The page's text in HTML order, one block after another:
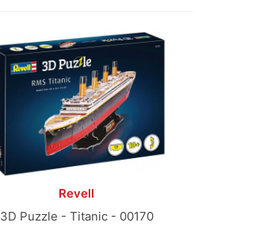
Revell
3D Puzzle - Titanic - 00170